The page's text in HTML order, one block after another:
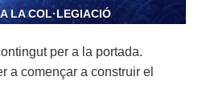
LA COL·LEGIACIÓ
per a la portada.
a començar a construir el